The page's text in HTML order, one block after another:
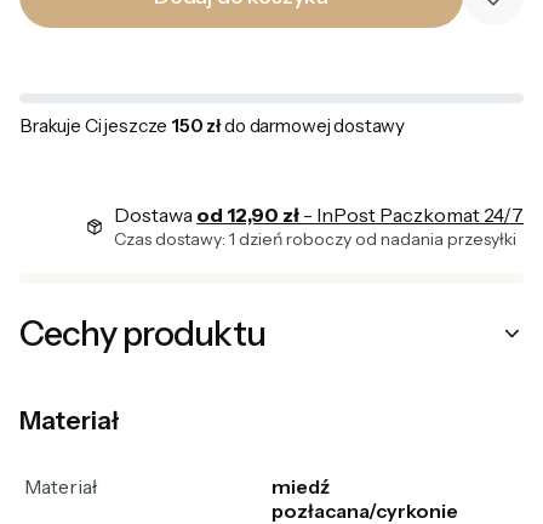
Brakuje Ci jeszcze 150 złdo darmowej dostawy
Dostawa od 12,90 zł - InPost Paczkomat 24/7
Czas dostawy: 1 dzień roboczy od nadania przesyłki
Cechy produktu
Materiał
Materiał
miedź
pozłacana/cyrkonie